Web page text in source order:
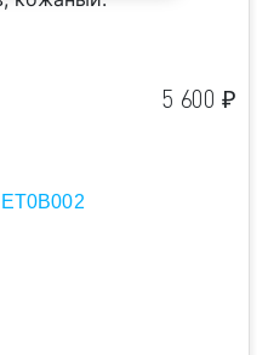
5 600 ₽